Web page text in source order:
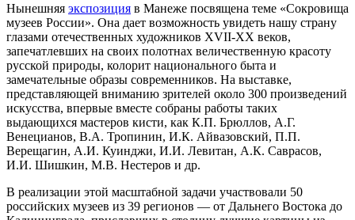
Нынешняя экспозиция в Манеже посвящена теме «Сокровища
музеев России». Она дает возможность увидеть нашу страну
глазами отечественных художников XVII-XX веков,
запечатлевших на своих полотнах величественную красоту
русской природы, колорит национального быта и
замечательные образы современников. На выставке,
представляющей вниманию зрителей около 300 произведений
искусства, впервые вместе собраны работы таких
выдающихся мастеров кисти, как К.П. Брюллов, А.Г.
Венецианов, В.А. Тропинин, И.К. Айвазовский, П.П.
Верещагин, А.И. Куинджи, И.И. Левитан, А.К. Саврасов,
И.И. Шишкин, М.В. Нестеров и др.
В реализации этой масштабной задачи участвовали 50
российских музеев из 39 регионов — от Дальнего Востока до